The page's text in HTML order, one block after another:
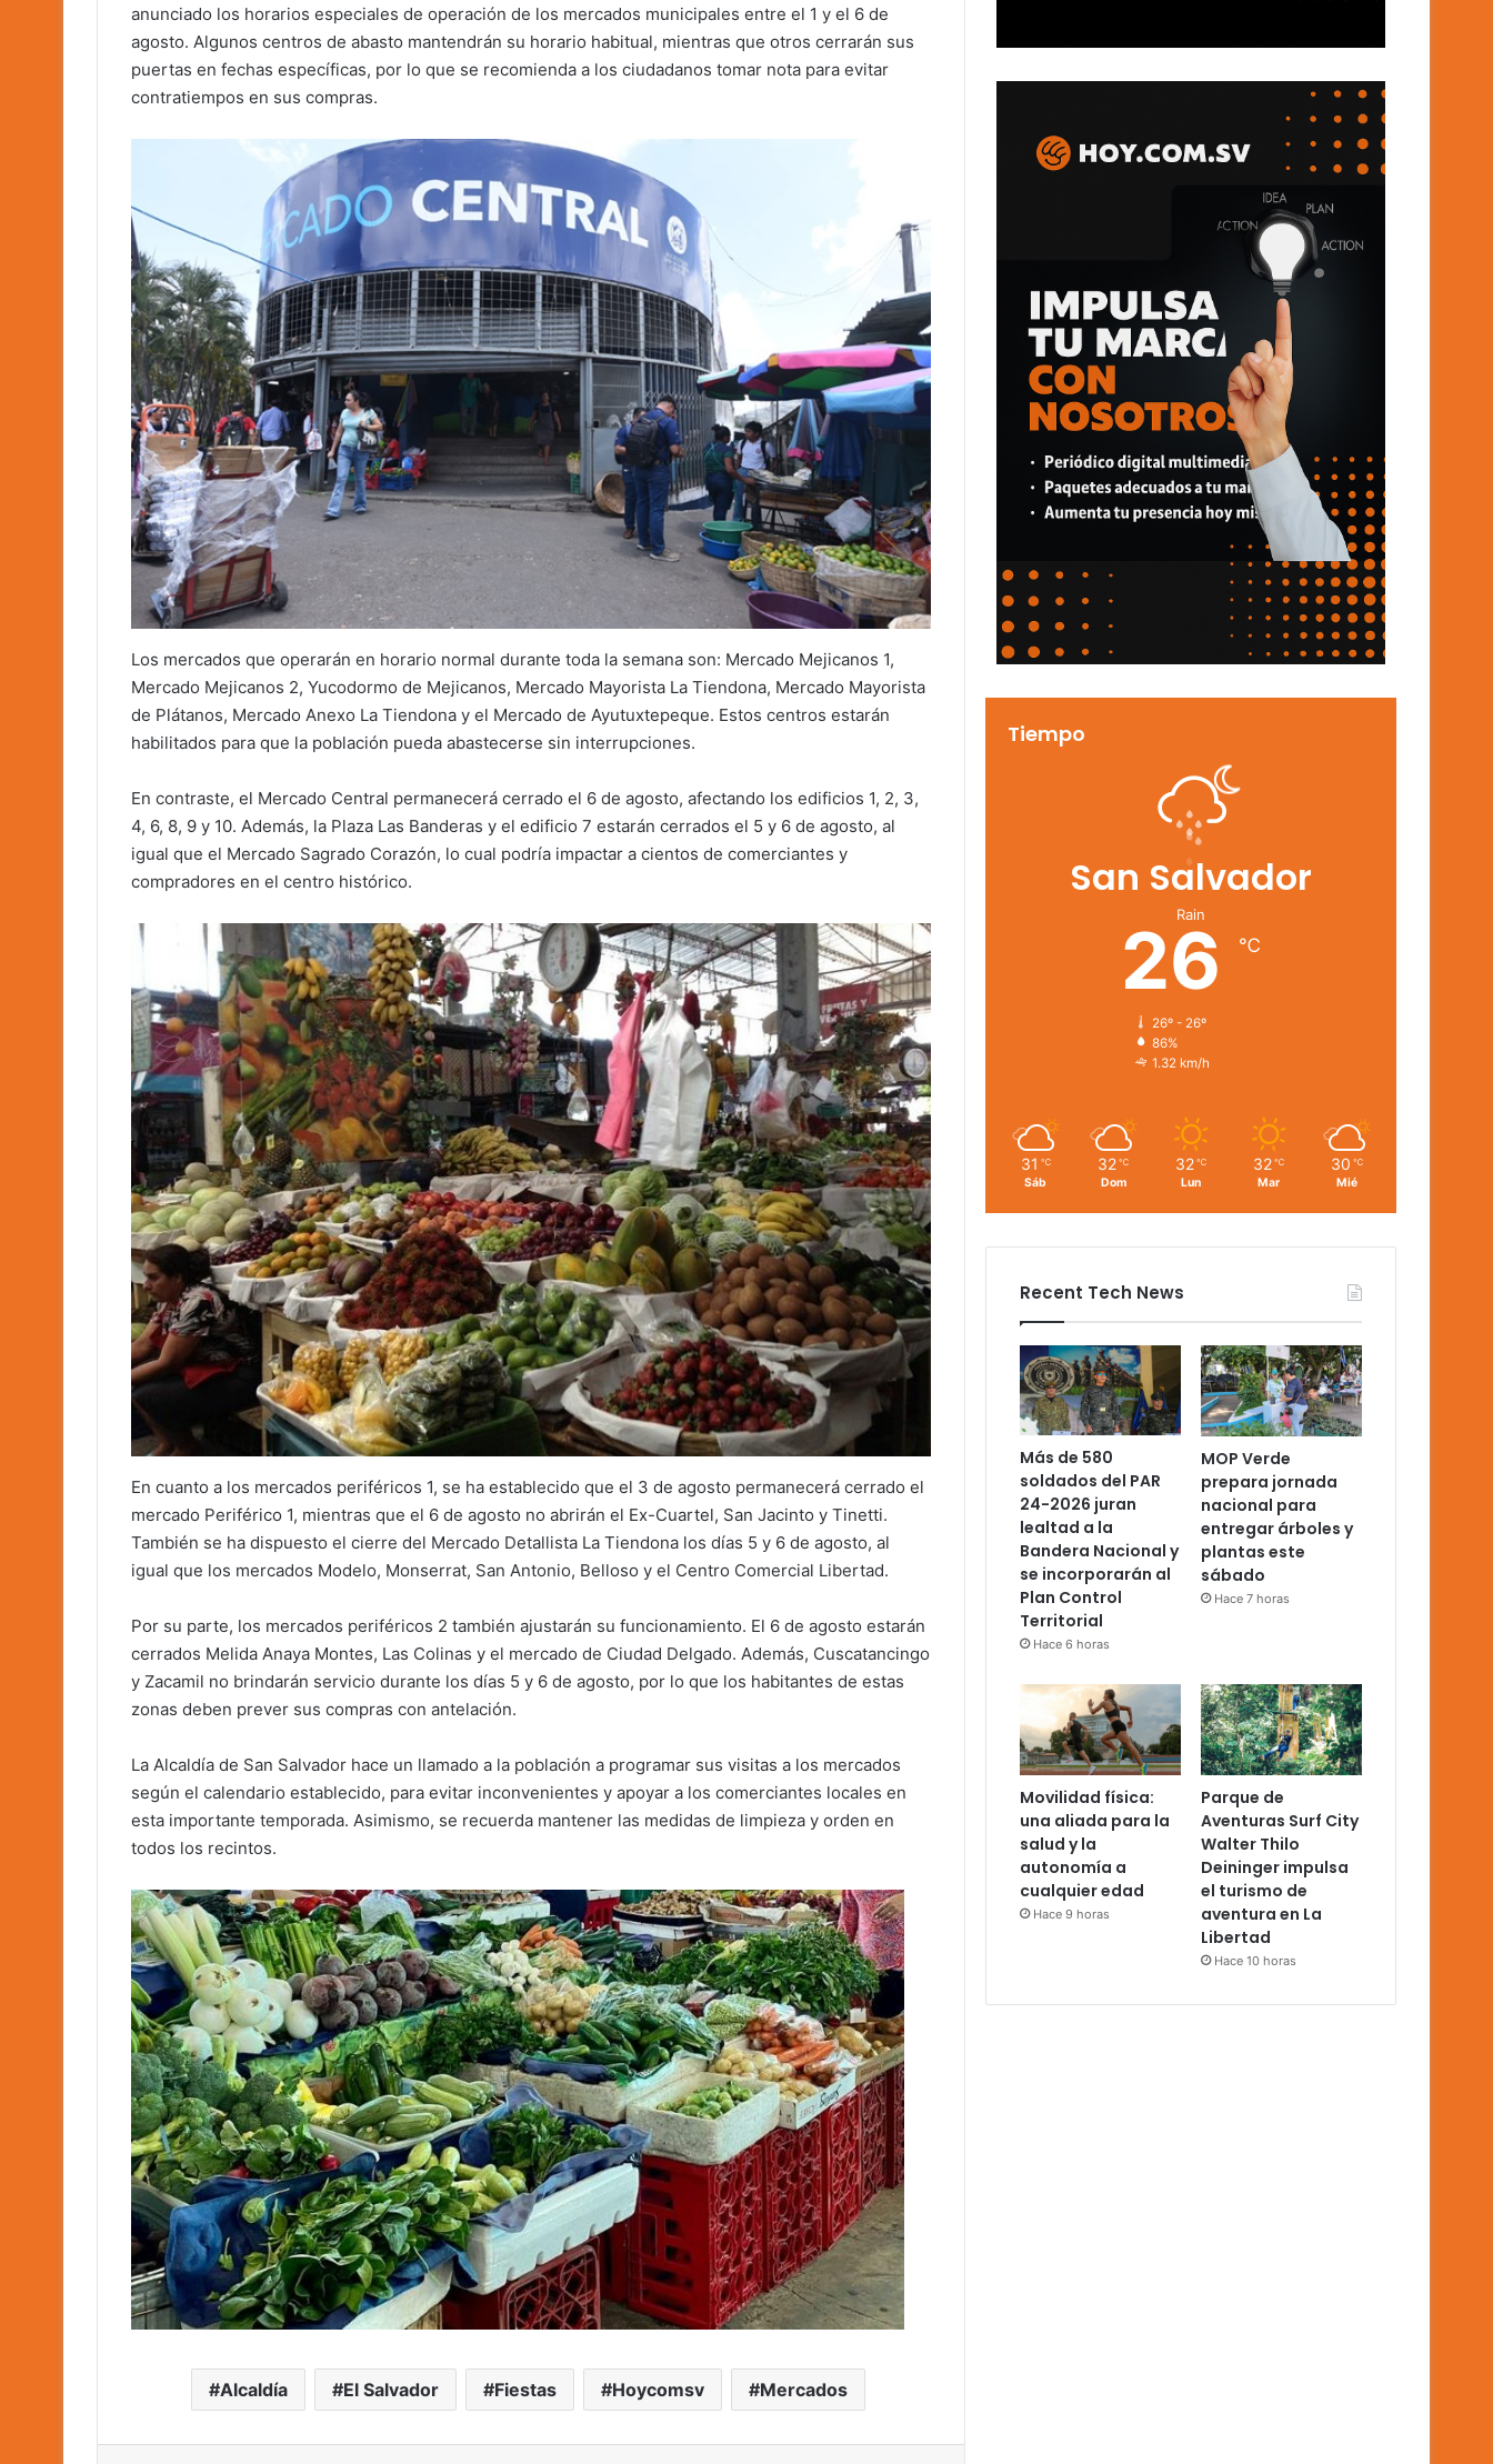
anunciado los horarios especiales de operación de los mercados municipales entre el 1 y el 6 de
agosto. Algunos centros de abasto mantendrán su horario habitual, mientras que otros cerrarán sus
puertas en fechas específicas, por lo que se recomienda a los ciudadanos tomar nota para evitar
contratiempos en sus compras.
Los mercados que operarán en horario normal durante toda la semana son: Mercado Mejicanos 1,
Mercado Mejicanos 2, Yucodormo de Mejicanos, Mercado Mayorista La Tiendona, Mercado Mayorista
de Plátanos, Mercado Anexo La Tiendona y el Mercado de Ayutuxtepeque. Estos centros estarán
habilitados para que la población pueda abastecerse sin interrupciones.
En contraste, el Mercado Central permanecerá cerrado el 6 de agosto, afectando los edificios 1, 2, 3,
4, 6, 8, 9 y 10. Además, la Plaza Las Banderas y el edificio 7 estarán cerrados el 5 y 6 de agosto, al
igual que el Mercado Sagrado Corazón, lo cual podría impactar a cientos de comerciantes y
compradores en el centro histórico.
En cuanto a los mercados periféricos 1, se ha establecido que el 3 de agosto permanecerá cerrado el
mercado Periférico 1, mientras que el 6 de agosto no abrirán el Ex-Cuartel, San Jacinto y Tinetti.
También se ha dispuesto el cierre del Mercado Detallista La Tiendona los días 5 y 6 de agosto, al
igual que los mercados Modelo, Monserrat, San Antonio, Belloso y el Centro Comercial Libertad.
Por su parte, los mercados periféricos 2 también ajustarán su funcionamiento. El 6 de agosto estarán
cerrados Melida Anaya Montes, Las Colinas y el mercado de Ciudad Delgado. Además, Cuscatancingo
y Zacamil no brindarán servicio durante los días 5 y 6 de agosto, por lo que los habitantes de estas
zonas deben prever sus compras con antelación.
La Alcaldía de San Salvador hace un llamado a la población a programar sus visitas a los mercados
según el calendario establecido, para evitar inconvenientes y apoyar a los comerciantes locales en
esta importante temporada. Asimismo, se recuerda mantener las medidas de limpieza y orden en
todos los recintos.
Alcaldía El Salvador Fiestas Hoycomsv Mercados
Tiempo
San Salvador
Rain
26 ℃
26º - 26º
86%
1.32 km/h
31 ℃
Sáb
32 ℃
Dom
32 ℃
Lun
32 ℃
Mar
30 ℃
Mié
Recent Tech News
Más de 580
soldados del PAR
24-2026 juran
lealtad a la
Bandera Nacional y
se incorporarán al
Plan Control
Territorial
Hace 6 horas
MOP Verde
prepara jornada
nacional para
entregar árboles y
plantas este
sábado
Hace 7 horas
Movilidad física:
una aliada para la
salud y la
autonomía a
cualquier edad
Hace 9 horas
Parque de
Aventuras Surf City
Walter Thilo
Deininger impulsa
el turismo de
aventura en La
Libertad
Hace 10 horas